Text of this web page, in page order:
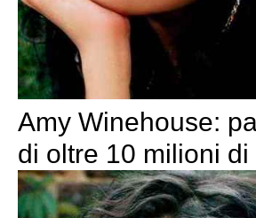
Amy Winehouse:
di oltre 10 milioni di